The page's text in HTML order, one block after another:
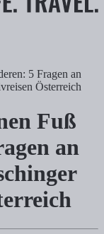
5 Fragen an
Österreich
den
Fuß
an